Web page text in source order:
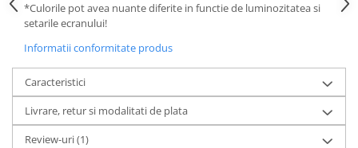
*Culorile pot avea nuante diferite in functie de luminozitatea si
setarile ecranului!
Informatii conformitate produs
Caracteristici
Livrare, retur si modalitati de plata
Review-uri(1)